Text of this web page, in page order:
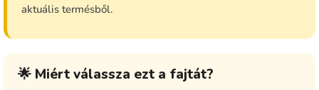
aktuális termésből.
🌟 Miért válassza ezt a fajtát?